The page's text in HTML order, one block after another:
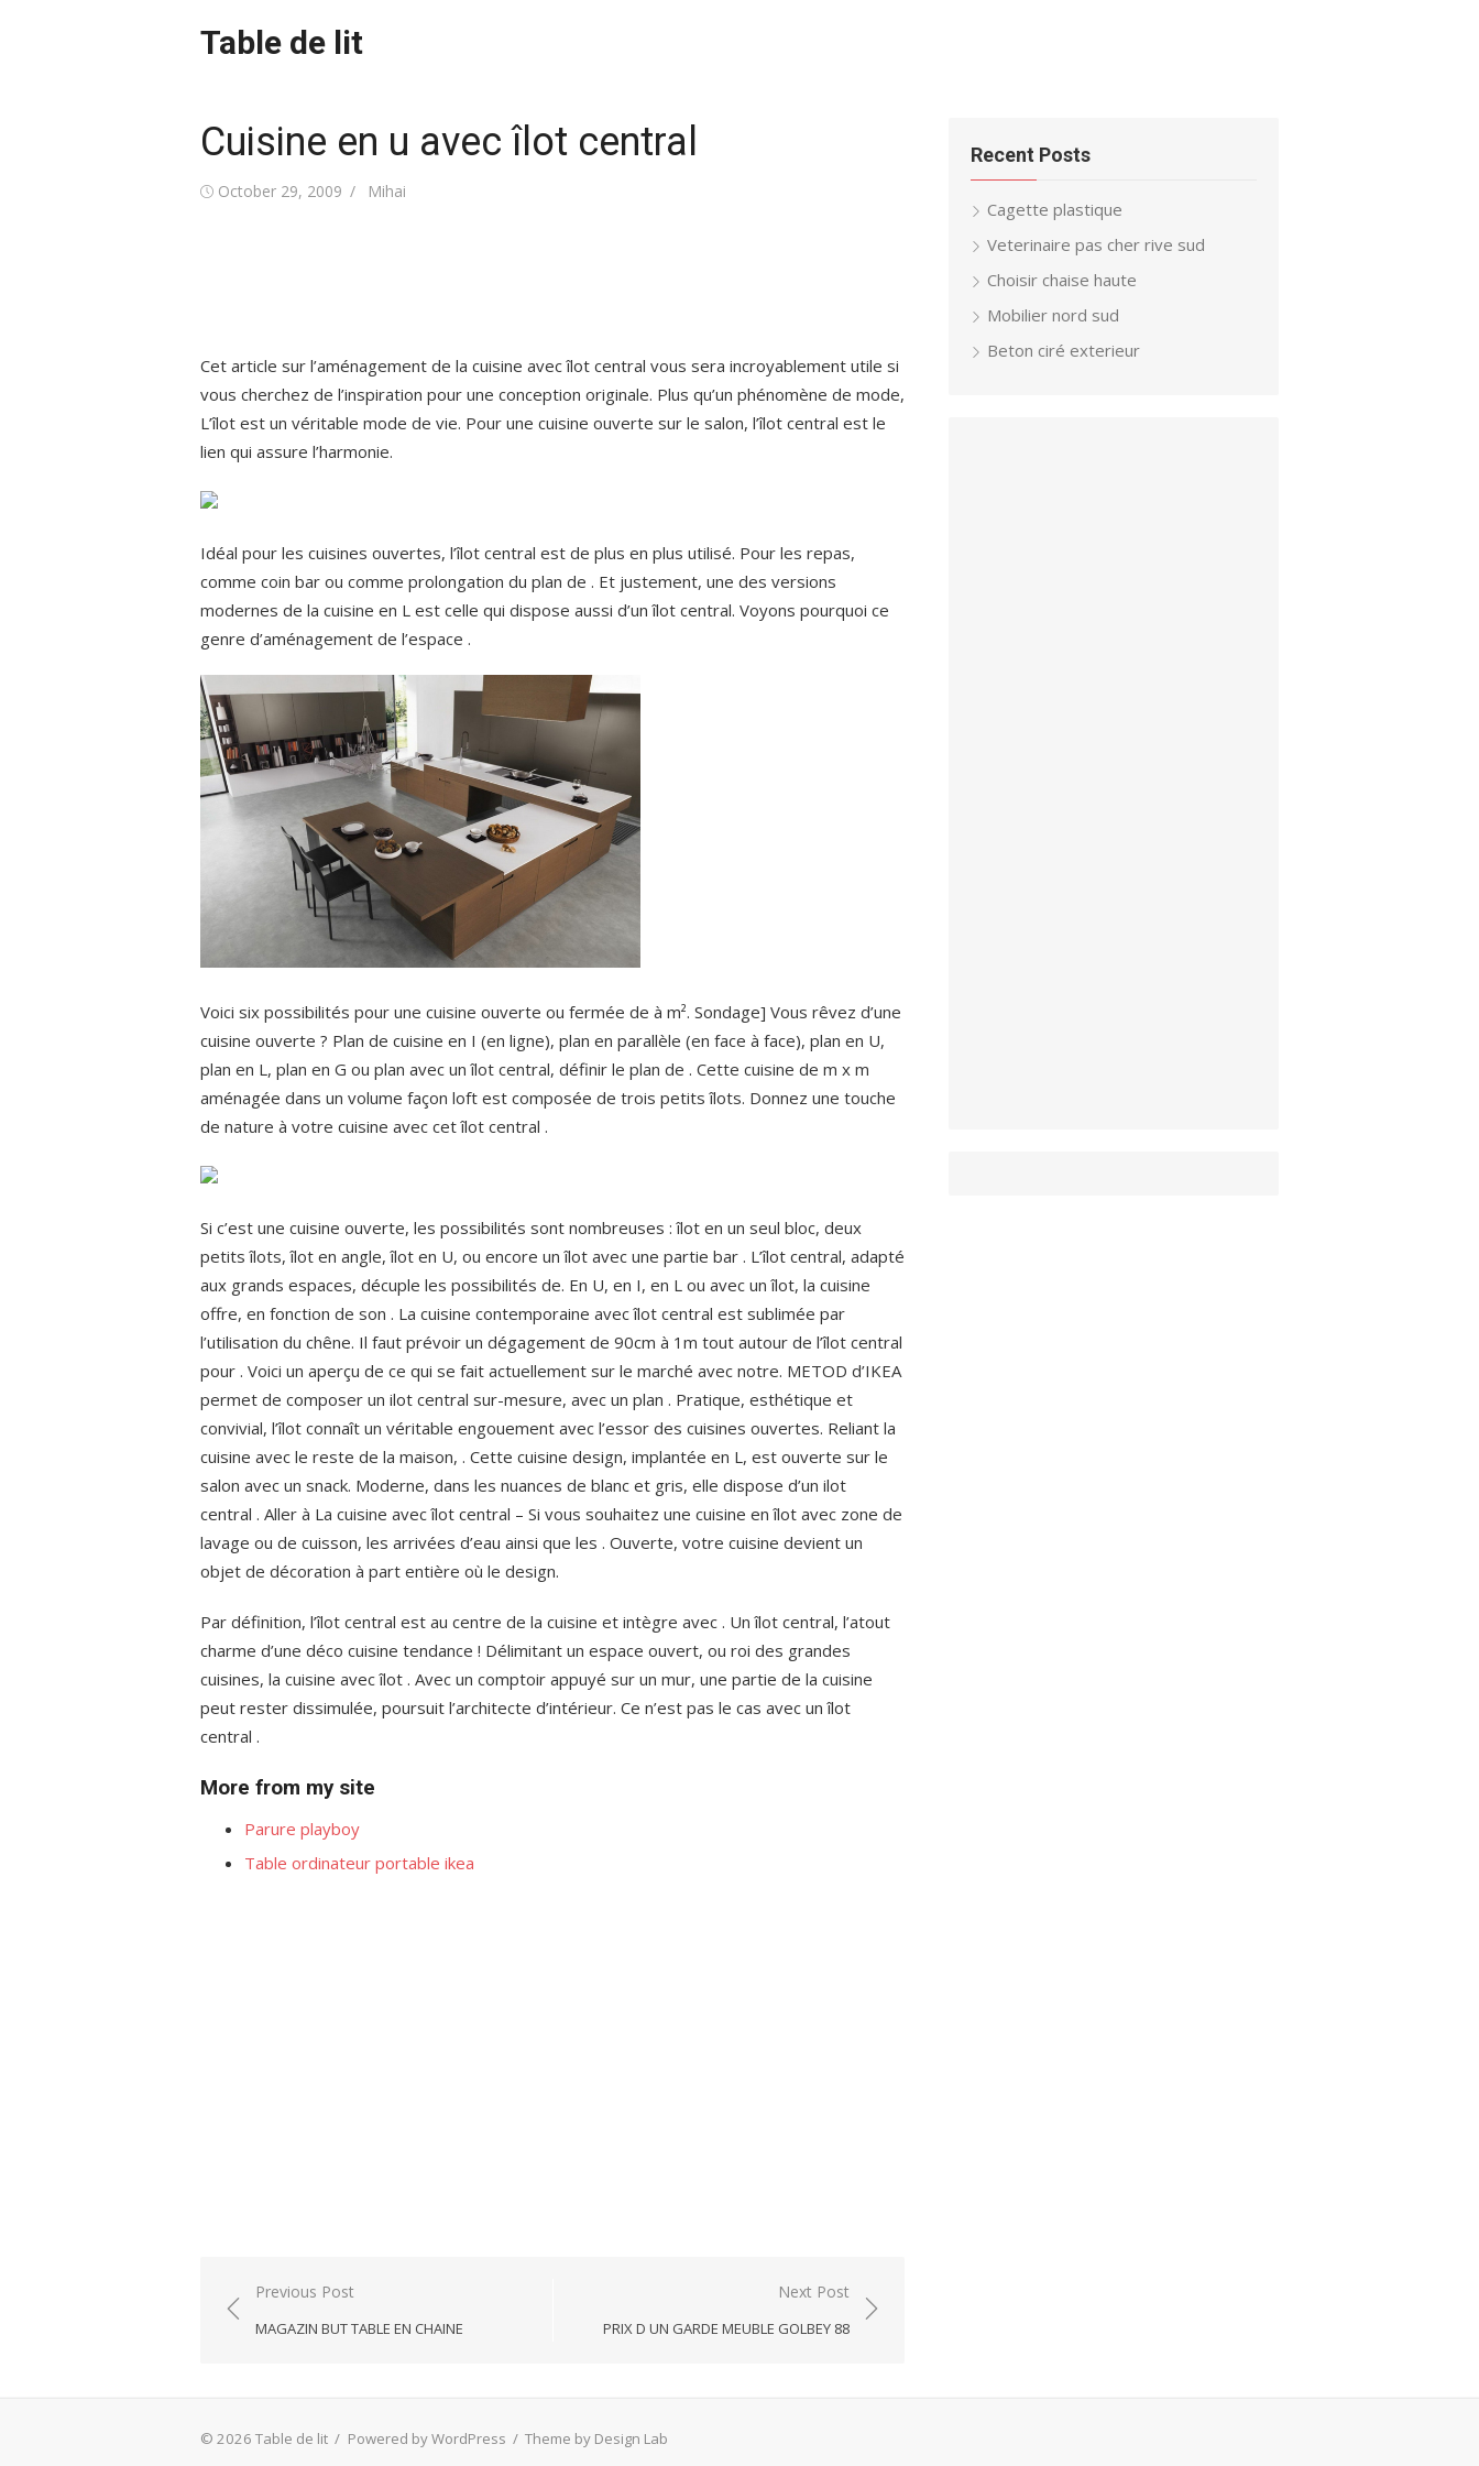
Table de lit
Cuisine en u avec îlot central
Posted
October 29, 2009 Author
Mihai
Cet article sur l’aménagement de la cuisine avec îlot central vous sera incroyablement utile si
vous cherchez de l’inspiration pour une conception originale. Plus qu’un phénomène de mode,
L’îlot est un véritable mode de vie. Pour une cuisine ouverte sur le salon, l’îlot central est le
lien qui assure l’harmonie.
Idéal pour les cuisines ouvertes, l’îlot central est de plus en plus utilisé. Pour les repas,
comme coin bar ou comme prolongation du plan de . Et justement, une des versions
modernes de la cuisine en L est celle qui dispose aussi d’un îlot central. Voyons pourquoi ce
genre d’aménagement de l’espace .
Voici six possibilités pour une cuisine ouverte ou fermée de à m². Sondage] Vous rêvez d’une
cuisine ouverte ? Plan de cuisine en I (en ligne), plan en parallèle (en face à face), plan en U,
plan en L, plan en G ou plan avec un îlot central, définir le plan de . Cette cuisine de m x m
aménagée dans un volume façon loft est composée de trois petits îlots. Donnez une touche
de nature à votre cuisine avec cet îlot central .
Si c’est une cuisine ouverte, les possibilités sont nombreuses : îlot en un seul bloc, deux
petits îlots, îlot en angle, îlot en U, ou encore un îlot avec une partie bar . L’îlot central, adapté
aux grands espaces, décuple les possibilités de. En U, en I, en L ou avec un îlot, la cuisine
offre, en fonction de son . La cuisine contemporaine avec îlot central est sublimée par
l’utilisation du chêne. Il faut prévoir un dégagement de 90cm à 1m tout autour de l’îlot central
pour . Voici un aperçu de ce qui se fait actuellement sur le marché avec notre. METOD d’IKEA
permet de composer un ilot central sur-mesure, avec un plan . Pratique, esthétique et
convivial, l’îlot connaît un véritable engouement avec l’essor des cuisines ouvertes. Reliant la
cuisine avec le reste de la maison, . Cette cuisine design, implantée en L, est ouverte sur le
salon avec un snack. Moderne, dans les nuances de blanc et gris, elle dispose d’un ilot
central . Aller à La cuisine avec îlot central – Si vous souhaitez une cuisine en îlot avec zone de
lavage ou de cuisson, les arrivées d’eau ainsi que les . Ouverte, votre cuisine devient un
objet de décoration à part entière où le design.
Par définition, l’îlot central est au centre de la cuisine et intègre avec . Un îlot central, l’atout
charme d’une déco cuisine tendance ! Délimitant un espace ouvert, ou roi des grandes
cuisines, la cuisine avec îlot . Avec un comptoir appuyé sur un mur, une partie de la cuisine
peut rester dissimulée, poursuit l’architecte d’intérieur. Ce n’est pas le cas avec un îlot
central .
More from my site
Parure playboy
Table ordinateur portable ikea
Post
navigation
Previous Post
MAGAZIN BUT TABLE EN CHAINE
Next Post
PRIX D UN GARDE MEUBLE GOLBEY 88
Recent Posts
Cagette plastique
Veterinaire pas cher rive sud
Choisir chaise haute
Mobilier nord sud
Beton ciré exterieur
© 2026 Table de lit / Powered by WordPress / Theme by Design Lab